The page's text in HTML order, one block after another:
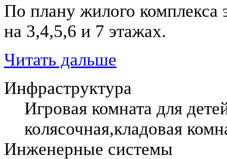
По плану жилого комплекса
на 3,4,5,6 и 7 этажах.
Читать дальше
Инфраструктура
Игровая комната для
колясочная,кладовая
Инженерные системы